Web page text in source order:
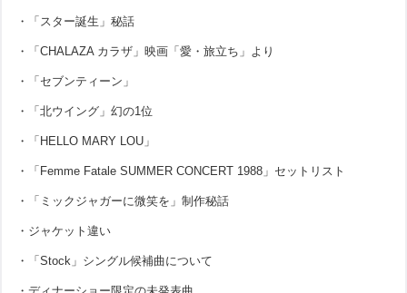
・「スター誕生」秘話
・「CHALAZA カラザ」映画「愛・旅立ち」より
・「セブンティーン」
・「北ウイング」幻の1位
・「HELLO MARY LOU」
・「Femme Fatale SUMMER CONCERT 1988」セットリスト
・「ミックジャガーに微笑を」制作秘話
・ジャケット違い
・「Stock」シングル候補曲について